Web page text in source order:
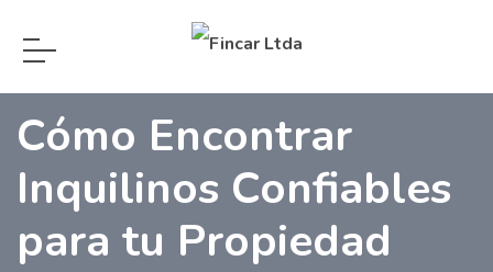
Cómo Encontrar
Inquilinos Confiables
para tu Propiedad